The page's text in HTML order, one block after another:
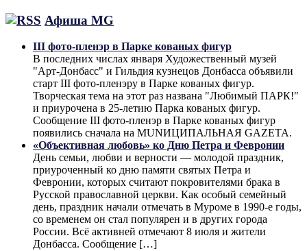
Афиша MG
III фото-пленэр в Парке кованых фигур
В последних числах января Художественный музей
"Арт-Донбасс" и Гильдия кузнецов Донбасса объявили
старт III фото-пленэру в Парке кованых фигур.
Творческая тема на этот раз названа "Любимый ПАРК!"
и приурочена в 25-летию Парка кованых фигур.
Сообщение III фото-пленэр в Парке кованых фигур
появились сначала на MUNИЦИПАЛЬНАЯ GAZЕТА.
«Объективная любовь» ко Дню Петра и Февронии
День семьи, любви и верности — молодой праздник,
приуроченный ко дню памяти святых Петра и
Февронии, которых считают покровителями брака в
Русской православной церкви. Как особый семейный
день, праздник начали отмечать в Муроме в 1990-е годы,
со временем он стал популярен и в других города
России. Всё активней отмечают 8 июля и жители
Донбасса. Сообщение […]